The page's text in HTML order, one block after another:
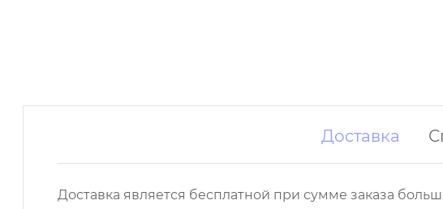
Доставка
Доставка является бесплатной при сумме заказа